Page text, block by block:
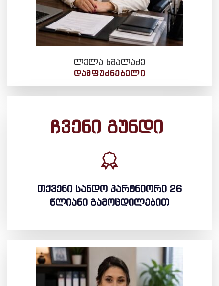
ლელა ხმალაძე
ᲓᲐᲛᲤᲣᲫᲜᲔᲑᲔᲚᲘ
ჩვენი გუნდი
თქვენი სანდო პარტნიორი 26
წლიანი გამოცდილებით